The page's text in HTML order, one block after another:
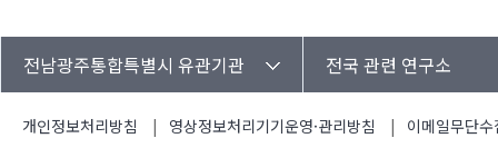
전남광주통합특별시 유관기관 전국 관련 연구소
개인정보처리방침 영상정보처리기기운영·관리방침
이메일무단